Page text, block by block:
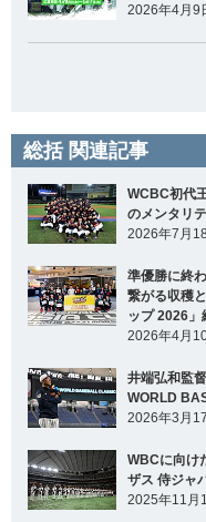
2026年4月9
総括 関連記事
WCBC初代
のメンタリ
2026年7月
準優勝に終
繋がる収穫
ップ 2026」
2026年4月
井端弘和監
WORLD
2026年3月
WBCに向け
ザス 侍ジャ
2025年11月